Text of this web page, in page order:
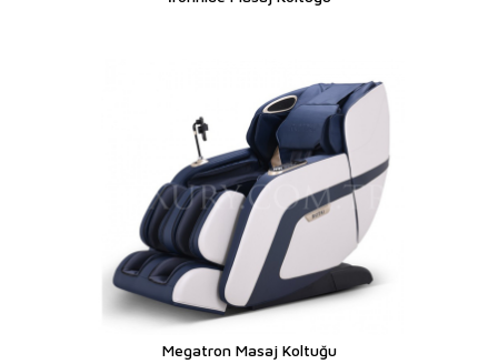
Megatron Masaj Koltuğu